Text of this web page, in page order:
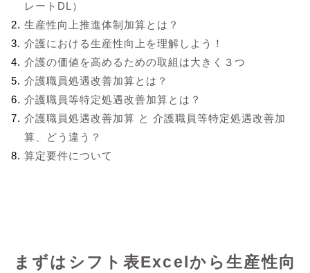
レートDL）
生産性向上推進体制加算とは？
介護における生産性向上を理解しよう！
介護の価値を高めるための取組は大きく３つ
介護職員処遇改善加算とは？
介護職員等特定処遇改善加算とは？
介護職員処遇改善加算 と 介護職員等特定処遇改善加
算、どう違う？
算定要件について
まずはシフト表Excelから生産性向